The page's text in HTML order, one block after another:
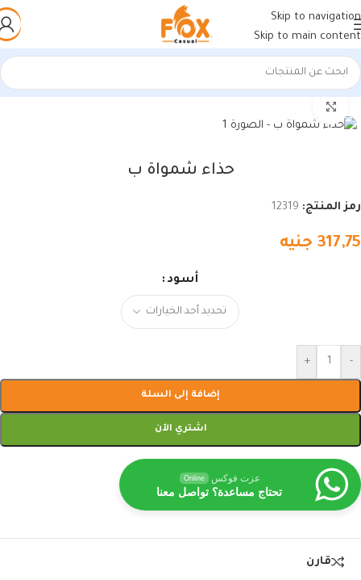
Skip to navigation
Skip to main content
الرئيسية/أحذية رجالي/أحذية رجالي
حذاء شمواة ب
رمز المنتج: 12319
317,75 جنيه
أسود
-
+
إضافة إلى السلة
اشتري الآن
عزت فوكس Online
تحتاج مساعدة؟ تواصل معنا
قارن